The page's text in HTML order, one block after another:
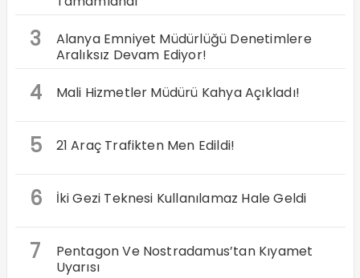
3
Alanya Emniyet Müdürlüğü Denetimlere
Aralıksız Devam Ediyor!
4 Mali Hizmetler Müdürü Kahya Açıkladı!
5 21 Araç Trafikten Men Edildi!
6 İki Gezi Teknesi Kullanılamaz Hale Geldi
7
Pentagon Ve Nostradamus’tan Kıyamet
Uyarısı